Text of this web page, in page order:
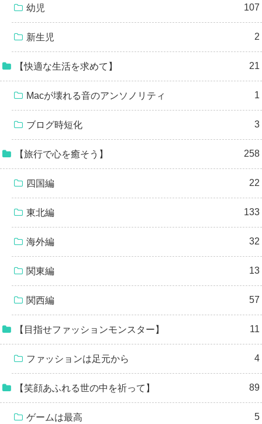
幼児 107
新生児 2
【快適な生活を求めて】 21
Macが壊れる音のアンソノリティ 1
ブログ時短化 3
【旅行で心を癒そう】 258
四国編 22
東北編 133
海外編 32
関東編 13
関西編 57
【目指せファッションモンスター】 11
ファッションは足元から 4
【笑顔あふれる世の中を祈って】 89
ゲームは最高 5